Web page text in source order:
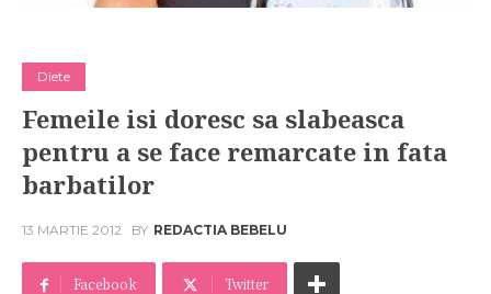
Diete
Femeile isi doresc sa slabeasca
pentru a se face remarcate in fata
barbatilor
13 MARTIE 2012 BY REDACTIA BEBELU
Facebook Twitter